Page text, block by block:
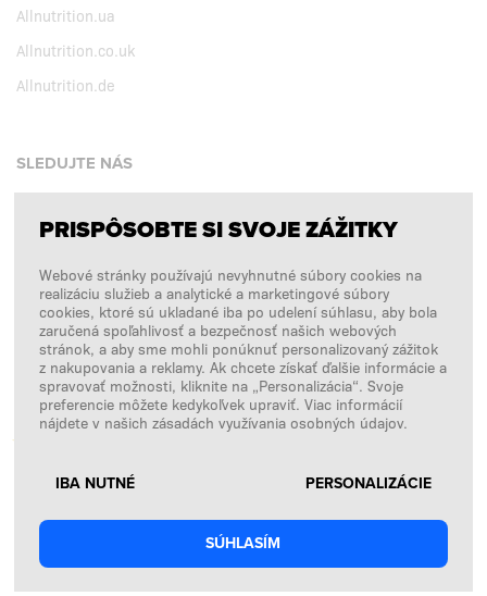
Allnutrition.ua
Allnutrition.co.uk
Allnutrition.de
SLEDUJTE NÁS
Facebook
Instagram
Copyright © 2026 SFD S. A.
PLATBY SPRACÚVA
PRISPÔSOBTE SI SVOJE ZÁŽITKY
Webové stránky používajú nevyhnutné súbory cookies na
realizáciu služieb a analytické a marketingové súbory
cookies, ktoré sú ukladané iba po udelení súhlasu, aby bola
zaručená spoľahlivosť a bezpečnosť našich webových
stránok, a aby sme mohli ponúknuť personalizovaný zážitok
z nakupovania a reklamy. Ak chcete získať ďalšie informácie a
spravovať možnosti, kliknite na „Personalizácia“. Svoje
preferencie môžete kedykoľvek upraviť. Viac informácií
nájdete v našich zásadách využívania osobných údajov.
IBA NUTNÉ PERSONALIZÁCIE
SÚHLASÍM